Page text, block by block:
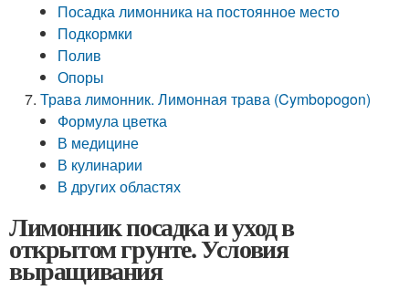
Посадка лимонника на постоянное место
Подкормки
Полив
Опоры
Трава лимонник. Лимонная трава (Cymbopogon)
Формула цветка
В медицине
В кулинарии
В других областях
Лимонник посадка и уход в
открытом грунте. Условия
выращивания